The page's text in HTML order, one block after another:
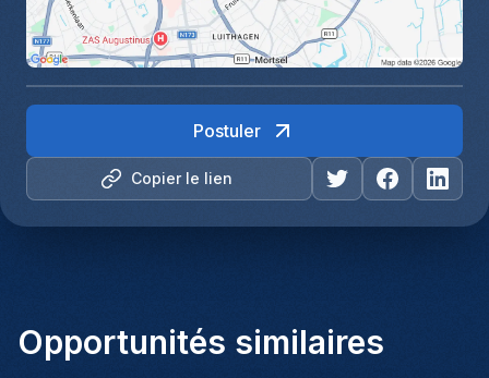
Copier le lien
Postuler
Opportunités similaires